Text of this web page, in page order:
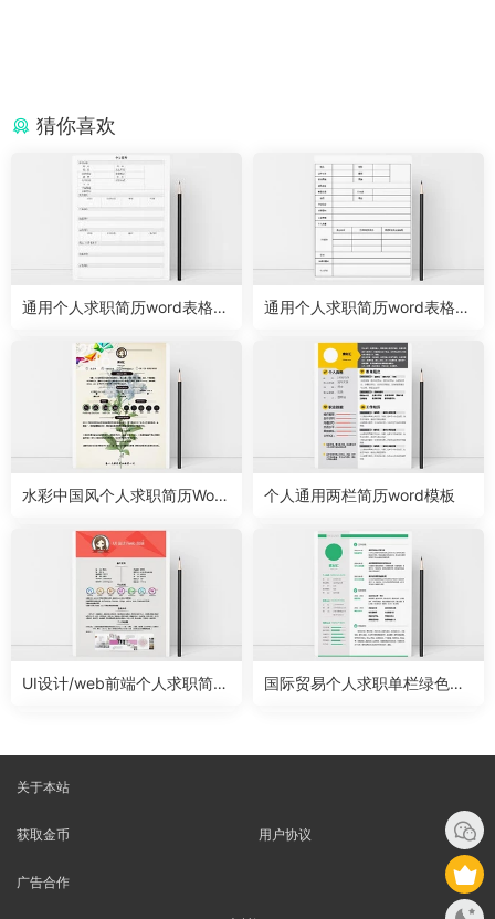
猜你喜欢
通用个人求职简历word表格模
通用个人求职简历word表格模
水彩中国风个人求职简历Word
个人通用两栏简历word模板
UI设计/web前端个人求职简历
国际贸易个人求职单栏绿色简
关于本站
获取金币 用户协议
广告合作